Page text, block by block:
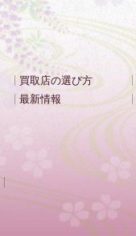
買取店の選び方
最新情報